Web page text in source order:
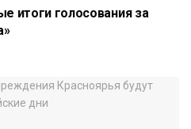
итоги голосования за